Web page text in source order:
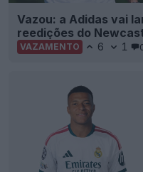
Vazou: a Adidas vai
reedições do
VAZAMENTO 6 1